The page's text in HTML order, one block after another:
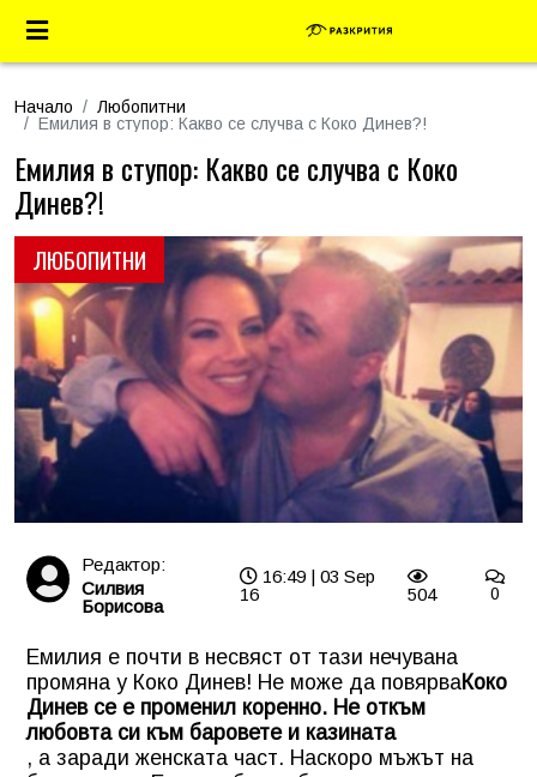
Начало
Любопитни
Емилия в ступор: Какво се случва с Коко Динев?!
ЛЮБОПИТНИ
Емилия в ступор: Какво се случва с Коко
Динев?!
Редактор:
Силвия
Борисова
16:49 | 03 Sep
16
504 0
Емилия е почти в несвяст от тази нечувана
промяна у Коко Динев! Не може да повярваКоко
Динев се е променил коренно. Не откъм
любовта си към баровете и казината
, а заради женската част. Наскоро мъжът на